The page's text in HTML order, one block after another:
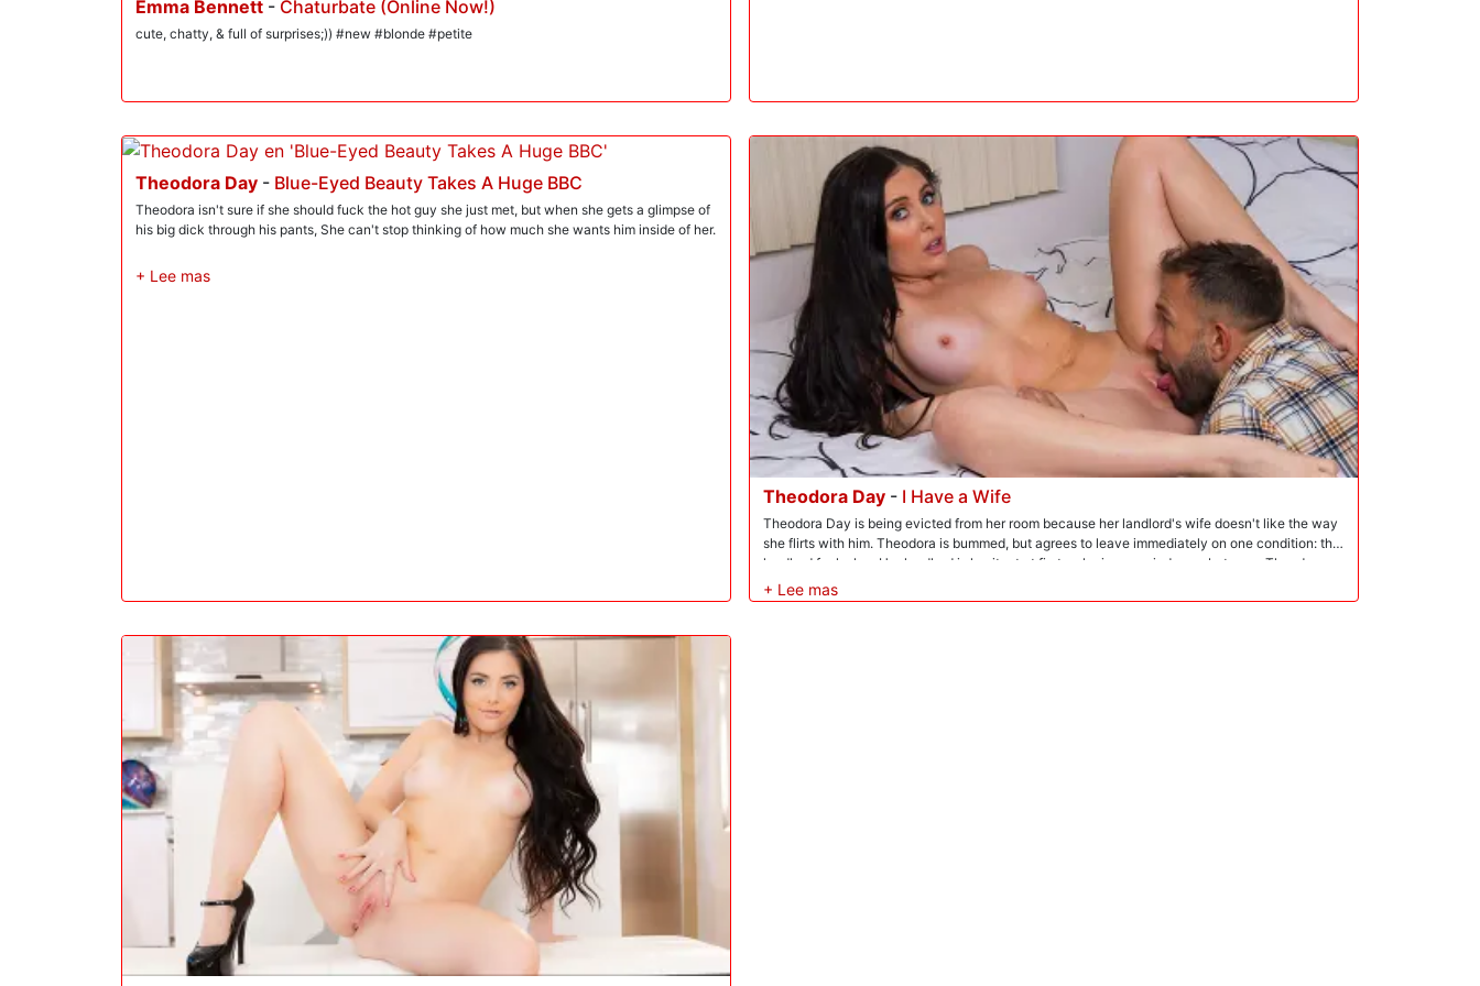
Emma Bennett - Chaturbate (Online Now!)
cute, chatty, & full of surprises;)) #new #blonde #petite
Theodora Day - Blue-Eyed Beauty Takes A Huge BBC
Theodora isn't sure if she should fuck the hot guy she just met, but when she gets a glimpse of
his big dick through his pants, She can't stop thinking of how much she wants him inside of her.
Theodora Day - I Have a Wife
Theodora Day is being evicted from her room because her landlord's wife doesn't like the way
she flirts with him. Theodora is bummed, but agrees to leave immediately on one condition: the
landlord fucks her. Her landlord is hesitant at first as he is a married man, but once Theodora
starts playing with her wet pussy in front of him he can't keep his hands off.